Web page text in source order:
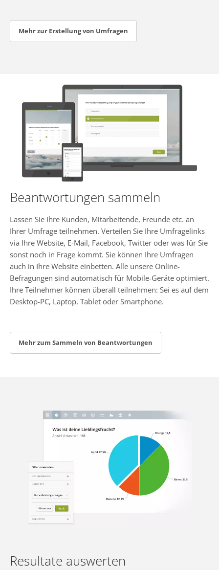
Mehr zur Erstellung von Umfragen
Beantwortungen sammeln
Lassen Sie Ihre Kunden, Mitarbeitende, Freunde etc. an
Ihrer Umfrage teilnehmen. Verteilen Sie Ihre Umfragelinks
via Ihre Website, E-Mail, Facebook, Twitter oder was für Sie
sonst noch in Frage kommt. Sie können Ihre Umfragen
auch in Ihre Website einbetten. Alle unsere Online-
Befragungen sind automatisch für Mobile-Geräte optimiert.
Ihre Teilnehmer können überall teilnehmen: Sei es auf dem
Desktop-PC, Laptop, Tablet oder Smartphone.
Mehr zum Sammeln von Beantwortungen
Resultate auswerten